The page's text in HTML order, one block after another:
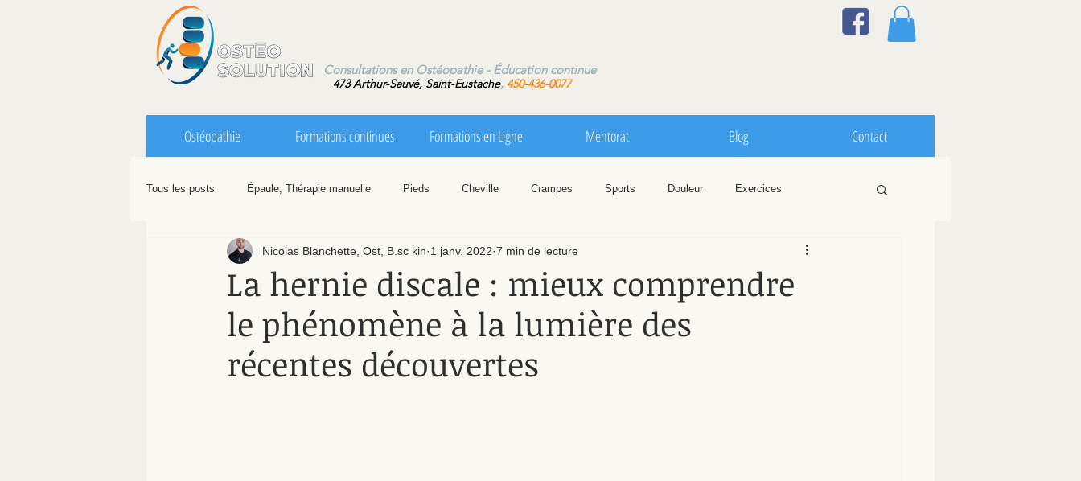
Consultations en Ostéopathie - Éducation continue
473 Arthur-Sauvé, Saint-Eustache, 450-436-0077
Ostéopathie Formations continues Formations en Ligne Mentorat Blog Contact
Tous les posts Épaule, Thérapie manuelle Pieds Cheville Crampes Sports Douleur Exercices
Blessures Dos Cou Respiration Posture
La hernie discale : mieux comprendre
le phénomène à la lumière des
récentes découvertes
Nicolas Blanchette, Ost, B.sc kin 1 janv. 2022 7 min de lecture